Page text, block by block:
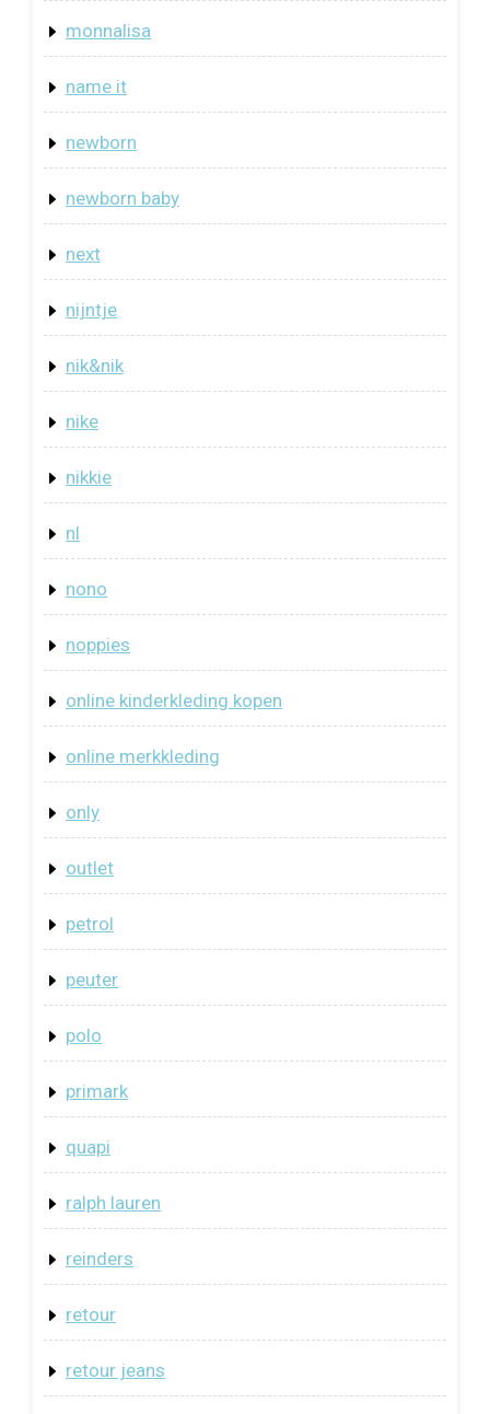
monnalisa
name it
newborn
newborn baby
next
nijntje
nik&nik
nike
nikkie
nl
nono
noppies
online kinderkleding kopen
online merkkleding
only
outlet
petrol
peuter
polo
primark
quapi
ralph lauren
reinders
retour
retour jeans